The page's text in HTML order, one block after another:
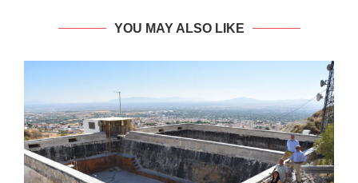
YOU MAY ALSO LIKE